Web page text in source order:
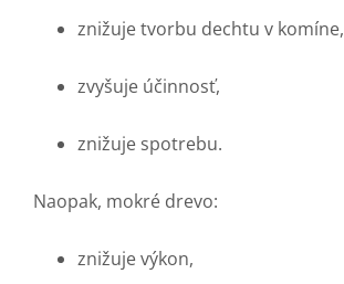
znižuje tvorbu dechtu v komíne,
zvyšuje účinnosť,
znižuje spotrebu.
Naopak, mokré drevo:
znižuje výkon,